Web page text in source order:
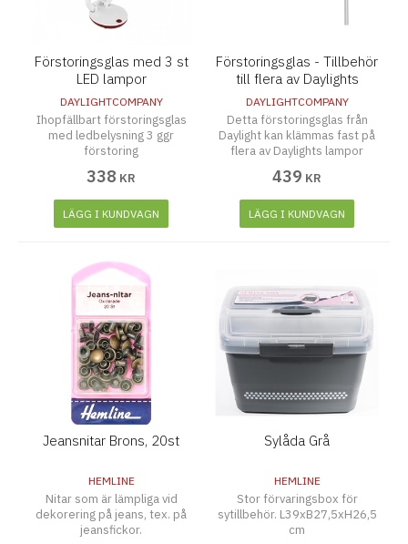
Förstoringsglas med 3 st
LED lampor
DAYLIGHTCOMPANY
Ihopfällbart förstoringsglas
med ledbelysning 3 ggr
förstoring
338 KR
LÄGG I KUNDVAGN
Förstoringsglas - Tillbehör
till flera av Daylights
lampor
DAYLIGHTCOMPANY
Detta förstoringsglas från
Daylight kan klämmas fast på
flera av Daylights lampor
439 KR
LÄGG I KUNDVAGN
Jeansnitar Brons, 20st
HEMLINE
Nitar som är lämpliga vid
dekorering på jeans, tex. på
jeansfickor.
Sylåda Grå
HEMLINE
Stor förvaringsbox för
sytillbehör. L39xB27,5xH26,5
cm